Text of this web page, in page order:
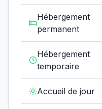
Hébergement
permanent
Hébergement
temporaire
Accueil de jour